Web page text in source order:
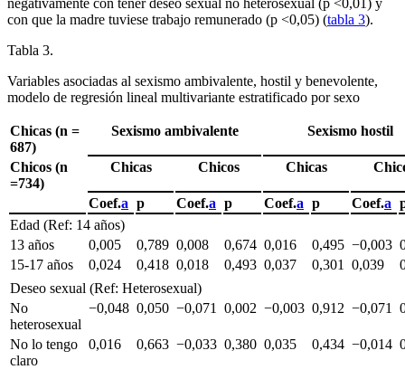
con que la madre tuviese trabajo remunerado (p <0,05) (tabla 3).
Tabla 3.
Variables asociadas al sexismo ambivalente, hostil y benevolente,
modelo de regresión lineal multivariante estratificado por sexo
Chicas (n =
687)
Sexismo ambivalente Sexismo hostil
Chicos (n
=734)
Chicas Chicos Chicas
Coef.a p Coef.a p Coef.a p Coef.a
Edad (Ref: 14 años)
13 años
0,005 0,789 0,008 0,674 0,016 0,495 −0,003
15-17 años
0,024 0,418 0,018 0,493 0,037 0,301 0,039
Deseo sexual (Ref: Heterosexual)
No
heterosexual
−0,048 0,050 −0,071 0,002 −0,003 0,912 −0,071
No lo tengo
claro
0,016 0,663 −0,033 0,380 0,035 0,434 −0,014